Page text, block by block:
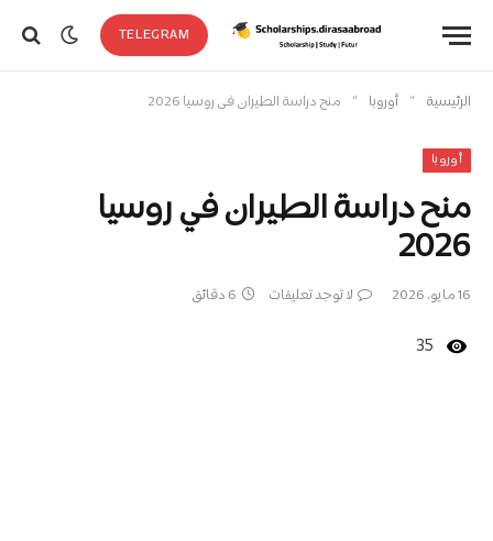
TELEGRAM
الرئيسية » أوروبا » منح دراسة الطيران في روسيا 2026
أوروبا
منح دراسة الطيران في روسيا
2026
16 مايو، 2026 لا توجد تعليقات 6 دقائق
35